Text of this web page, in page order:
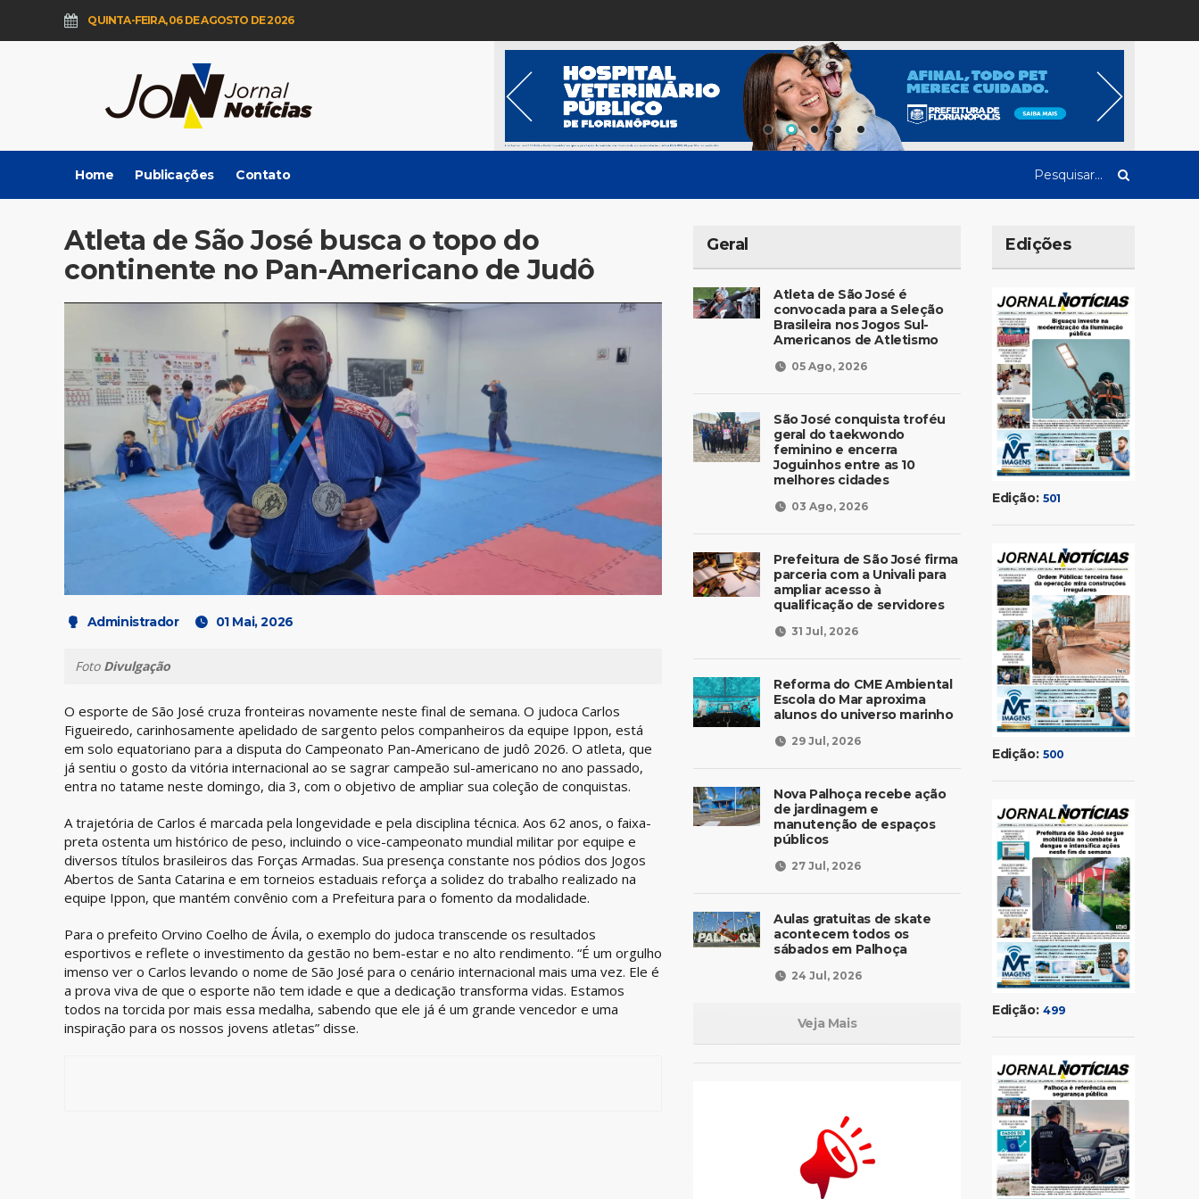
QUINTA-FEIRA, 06 DE AGOSTO DE 2026
Home Publicações Contato
Atleta de São José busca o topo do
continente no Pan-Americano de Judô
Administrador 01 Mai, 2026
Foto Divulgação
O esporte de São José cruza fronteiras novamente neste final de semana. O judoca Carlos
Figueiredo, carinhosamente apelidado de sargento pelos companheiros da equipe Ippon, está
em solo equatoriano para a disputa do Campeonato Pan-Americano de judô 2026. O atleta, que
já sentiu o gosto da vitória internacional ao se sagrar campeão sul-americano no ano passado,
entra no tatame neste domingo, dia 3, com o objetivo de ampliar sua coleção de conquistas.
A trajetória de Carlos é marcada pela longevidade e pela disciplina técnica. Aos 62 anos, o faixa-
preta ostenta um histórico de peso, incluindo o vice-campeonato mundial militar por equipe e
diversos títulos brasileiros das Forças Armadas. Sua presença constante nos pódios dos Jogos
Abertos de Santa Catarina e em torneios estaduais reforça a solidez do trabalho realizado na
equipe Ippon, que mantém convênio com a Prefeitura para o fomento da modalidade.
Para o prefeito Orvino Coelho de Ávila, o exemplo do judoca transcende os resultados
esportivos e reflete o investimento da gestão no bem-estar e no alto rendimento. “É um orgulho
imenso ver o Carlos levando o nome de São José para o cenário internacional mais uma vez. Ele é
a prova viva de que o esporte não tem idade e que a dedicação transforma vidas. Estamos
todos na torcida por mais essa medalha, sabendo que ele já é um grande vencedor e uma
inspiração para os nossos jovens atletas” disse.
Geral
Atleta de São José é
convocada para a Seleção
Brasileira nos Jogos Sul-
Americanos de Atletismo
05 Ago, 2026
São José conquista troféu
geral do taekwondo
feminino e encerra
Joguinhos entre as 10
melhores cidades
03 Ago, 2026
Prefeitura de São José firma
parceria com a Univali para
ampliar acesso à
qualificação de servidores
31 Jul, 2026
Reforma do CME Ambiental
Escola do Mar aproxima
alunos do universo marinho
29 Jul, 2026
Nova Palhoça recebe ação
de jardinagem e
manutenção de espaços
públicos
27 Jul, 2026
Aulas gratuitas de skate
acontecem todos os
sábados em Palhoça
24 Jul, 2026
Veja Mais
Edições
Edição: 501
Edição: 500
Edição: 499